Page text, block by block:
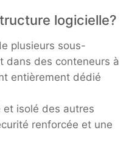
logicielle?
plusieurs sous-
dans des conteneurs à
entièrement dédié
et isolé des autres
renforcée et une